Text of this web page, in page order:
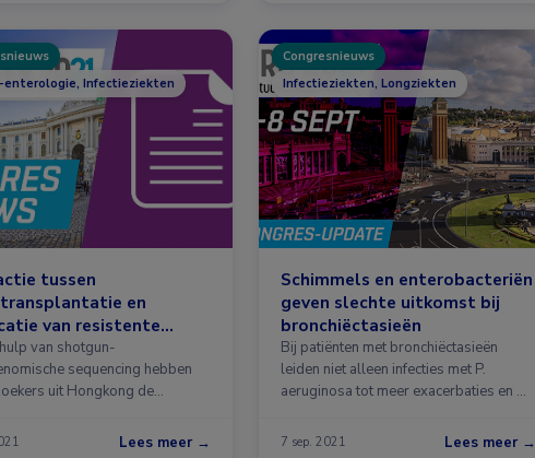
enterologie, Infectieziekten
tussen
en
van resistente
blootgelegd
van shotgun-
sequencing hebben
uit Hongkong de
Lees meer →
Congresnieuws
Infectieziekten, Longziekten
Schimmels en enterobacteriën
geven slechte uitkomst bij
bronchiëctasieën
Bij patiënten met bronchiëctasieën
leiden niet alleen infecties met P.
aeruginosa tot meer exacerbaties en …
7 sep. 2021 Lees meer →